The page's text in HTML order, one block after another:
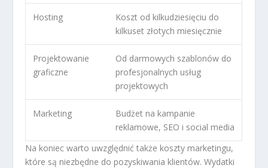
Hosting
Koszt od kilkudziesięciu do
kilkuset złotych miesięcznie
Projektowanie
graficzne
Od darmowych szablonów do
profesjonalnych usług
projektowych
Marketing
Budżet na kampanie
reklamowe, SEO i social media
Na koniec warto uwzględnić także koszty marketingu,
które są niezbędne do pozyskiwania klientów. Wydatki